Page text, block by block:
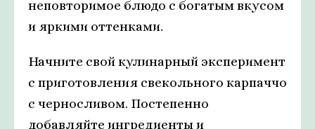
неповторимое блюдо с богатым вкусом
и яркими оттенками.
Начните свой кулинарный эксперимент
с приготовления свекольного карпаччо
с черносливом. Постепенно
добавляйте ингредиенты и